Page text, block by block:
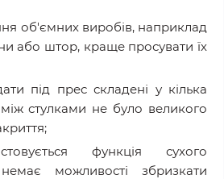
об'ємних виробів, наприклад
або штор, краще просувати їх
під прес складені у кілька
стулками не було великого
функція сухого
можливості збризкати